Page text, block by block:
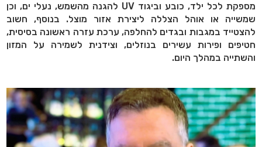
מספקת לכל ילד, כובע וביגודUVלהגנה מהשמש, נעלי ים, וכן
שמשייה או אוהל הצללה ליצירת אזור מוצל. בנוסף, חשוב
להצטייד במגבות ובגדים להחלפה, ערכת עזרה ראשונה בסיסית,
חטיפים ופירות עשירים בנוזלים, וצידנית לשמירה על המזון
והשתייה במהלך היום.